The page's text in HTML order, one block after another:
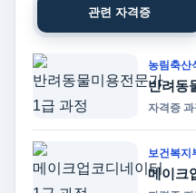
관련 자격증
농림축산
반려동
자격증 과
보건복지
메이크